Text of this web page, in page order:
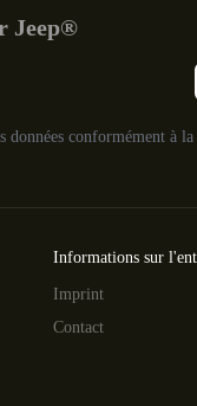
Jeep®
données conformément à la
Informations sur
Imprint
Contact